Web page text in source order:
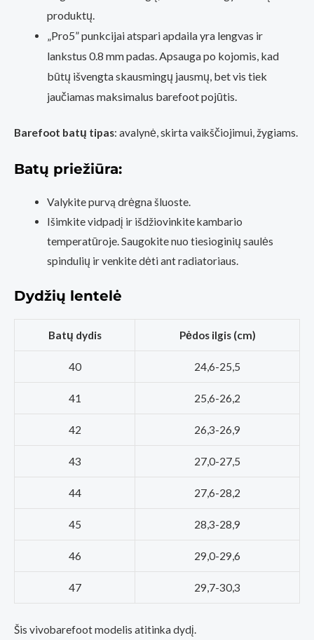
produktų.
„Pro5” punkcijai atspari apdaila yra lengvas ir
lankstus 0.8 mm padas. Apsauga po kojomis, kad
būtų išvengta skausmingų jausmų, bet vis tiek
jaučiamas maksimalus barefoot pojūtis.
Barefoot batų tipas: avalynė, skirta vaikščiojimui, žygiams.
Batų priežiūra:
Valykite purvą drėgna šluoste.
Išimkite vidpadį ir išdžiovinkite kambario
temperatūroje. Saugokite nuo tiesioginių saulės
spindulių ir venkite dėti ant radiatoriaus.
Dydžių lentelė
Batų dydis Pėdos ilgis (cm)
40 24,6-25,5
41 25,6-26,2
42 26,3-26,9
43 27,0-27,5
44 27,6-28,2
45 28,3-28,9
46 29,0-29,6
47 29,7-30,3
Šis vivobarefoot modelis atitinka dydį.